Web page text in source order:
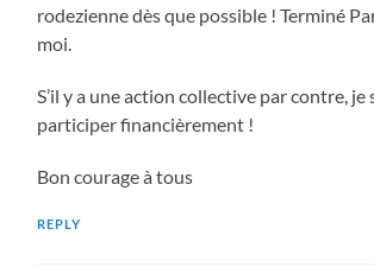
rodezienne dès que possible ! Terminé
moi.
S’il y a une action collective par contre, je
participer financièrement !
Bon courage à tous
REPLY